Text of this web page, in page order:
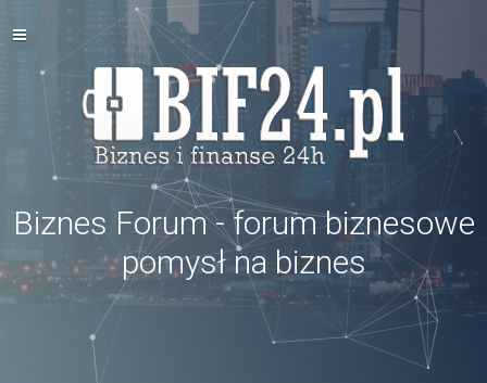
Biznes Forum - forum biznesowe
pomysł na biznes